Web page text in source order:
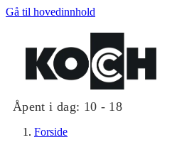
Gå til hovedinnhold
Åpent i dag: 10 - 18
Forside